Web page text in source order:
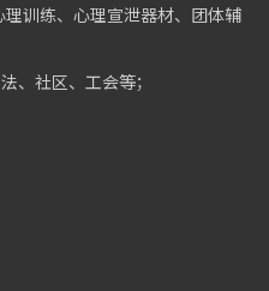
训练、心理宣泄器材、团体辅
、社区、工会等；